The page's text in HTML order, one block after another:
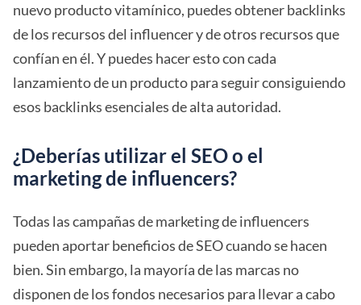
nuevo producto vitamínico, puedes obtener backlinks
de los recursos del influencer y de otros recursos que
confían en él. Y puedes hacer esto con cada
lanzamiento de un producto para seguir consiguiendo
esos backlinks esenciales de alta autoridad.
¿Deberías utilizar el SEO o el
marketing de influencers?
Todas las campañas de marketing de influencers
pueden aportar beneficios de SEO cuando se hacen
bien. Sin embargo, la mayoría de las marcas no
disponen de los fondos necesarios para llevar a cabo